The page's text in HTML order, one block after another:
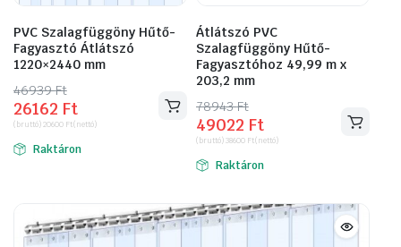
PVC Szalagfüggöny Hűtő-
Fagyasztó Átlátszó
1220×2440 mm
46939Ft
Original
price
was:
46939 Ft.
26162 Ft
Current
price
is:
26162 Ft.
(bruttó)20600 Ft(nettó)
Raktáron
Átlátszó PVC
Szalagfüggöny Hűtő-
Fagyasztóhoz 49,99 m x
203,2 mm
78943Ft
Original
price
was:
78943 Ft.
49022 Ft
Current
price
is:
49022 Ft.
(bruttó)38600 Ft(nettó)
Raktáron